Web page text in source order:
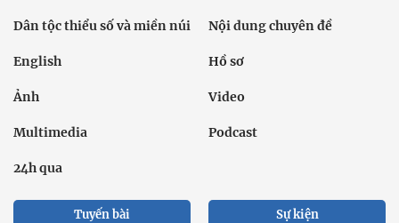
Dân tộc thiểu số và miền núi Nội dung chuyên đề
English Hồ sơ
Ảnh Video
Multimedia Podcast
24h qua
Tuyến bài Sự kiện